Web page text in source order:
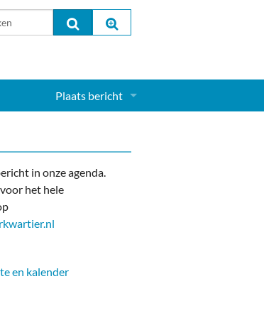
Plaats bericht
in onze agenda.
het hele
en kalender